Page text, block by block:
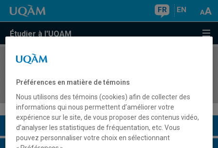
FR EN
Étudier à l'UQAM
COURS//
Nord
Description du cours
Préférences en matière de témoins
Nous utilisons des témoins (cookies) afin de collecter des
informations qui nous permettent d’améliorer votre
expérience sur le site, de vous proposer des contenus vidéo,
d’analyser les statistiques de fréquentation, etc. Vous
pouvez personnaliser votre choix en sélectionnant